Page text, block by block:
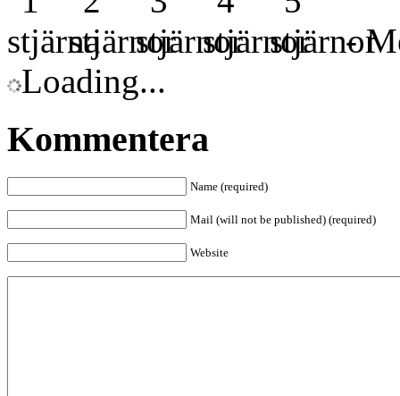
-
Loading...
Kommentera
Name (required)
Mail (will not be published) (required)
Website